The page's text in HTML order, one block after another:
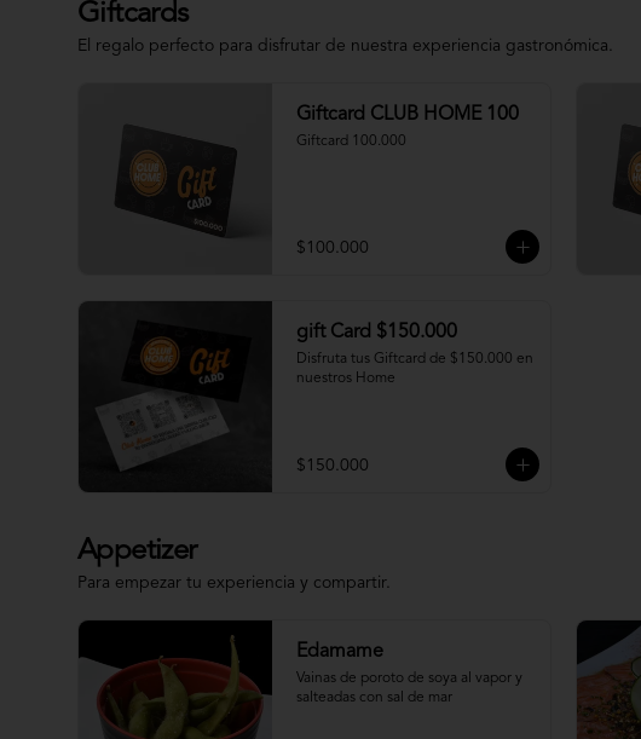
Giftcards
El regalo perfecto para disfrutar de nuestra experiencia gastronómica.
Giftcard CLUB HOME 100
Giftcard 100.000
$100.000
gift Card $150.000
Disfruta tus Giftcard de $150.000 en
nuestros Home
$150.000
Appetizer
Para empezar tu experiencia y compartir.
Edamame
Vainas de poroto de soya al vapor y
salteadas con sal de mar